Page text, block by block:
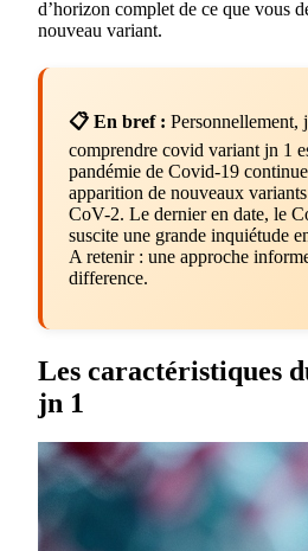
d’horizon complet de ce que vous
nouveau variant.
📋 En bref : Personnellement,
comprendre covid variant jn 1
pandémie de Covid-19
apparition de nouveaux
CoV-2. Le dernier en date, le
suscite une grande inquiétude
A retenir : une approche
difference.
Les caractéristiques
jn 1